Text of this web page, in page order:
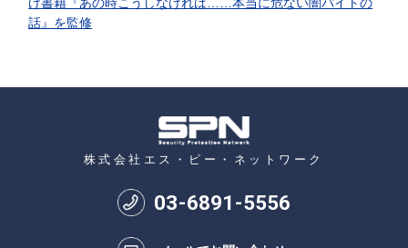
話』を監修
株式会社エス・ピー・ネットワーク
03-6891-5556